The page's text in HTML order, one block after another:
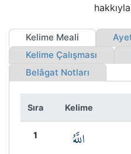
Kelime Meali
Kelime Çalışması
Belâgat Notları
Sıra Kelime
1 اللَّهُ